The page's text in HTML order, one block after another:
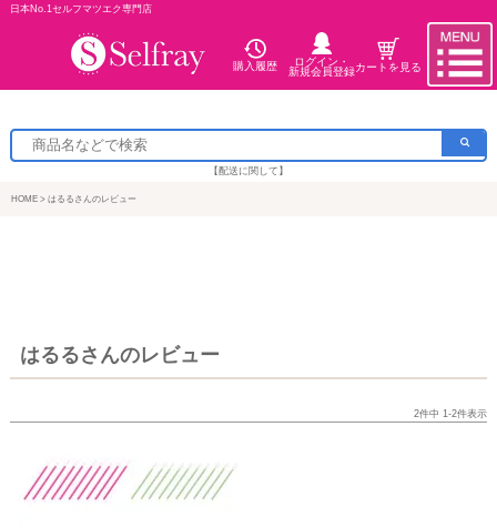
日本No.1セルフマツエク専門店
購入履歴
ログイン・
新規会員登録カートを見る
【配送に関して】
HOME はるるさんのレビュー
はるるさんのレビュー
2件中 1-2件表示